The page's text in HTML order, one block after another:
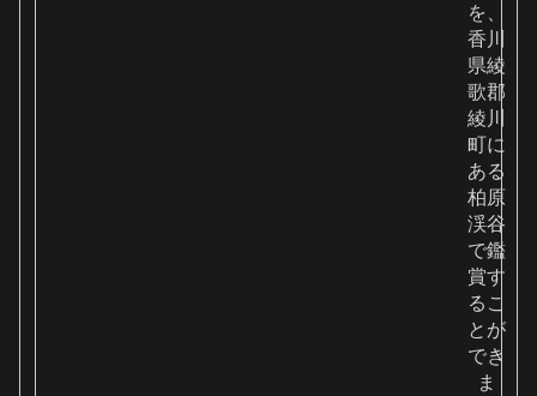
を、
香川
県綾
歌郡
綾川
町に
ある
柏原
渓谷
で鑑
賞す
るこ
とが
でき
ま